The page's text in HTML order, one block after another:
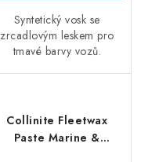
Syntetický vosk se
zrcadlovým leskem pro
tmavé barvy vozů.
Collinite Fleetwax
Paste Marine &